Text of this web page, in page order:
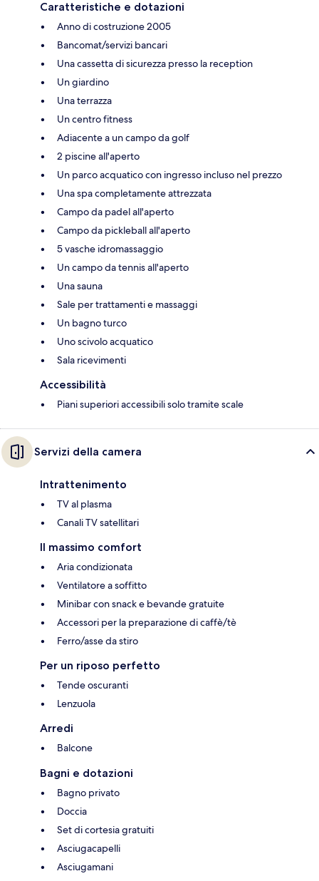
Caratteristiche e dotazioni
Anno di costruzione 2005
Bancomat/servizi bancari
Una cassetta di sicurezza presso la reception
Un giardino
Una terrazza
Un centro fitness
Adiacente a un campo da golf
2 piscine all'aperto
Un parco acquatico con ingresso incluso nel prezzo
Una spa completamente attrezzata
Campo da padel all'aperto
Campo da pickleball all'aperto
5 vasche idromassaggio
Un campo da tennis all'aperto
Una sauna
Sale per trattamenti e massaggi
Un bagno turco
Uno scivolo acquatico
Sala ricevimenti
Accessibilità
Piani superiori accessibili solo tramite scale
Servizi della camera
Intrattenimento
TV al plasma
Canali TV satellitari
Il massimo comfort
Aria condizionata
Ventilatore a soffitto
Minibar con snack e bevande gratuite
Accessori per la preparazione di caffè/tè
Ferro/asse da stiro
Per un riposo perfetto
Tende oscuranti
Lenzuola
Arredi
Balcone
Bagni e dotazioni
Bagno privato
Doccia
Set di cortesia gratuiti
Asciugacapelli
Asciugamani